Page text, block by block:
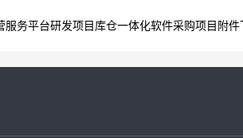
服务平台研发项目库仓一体化软件采购项目附件